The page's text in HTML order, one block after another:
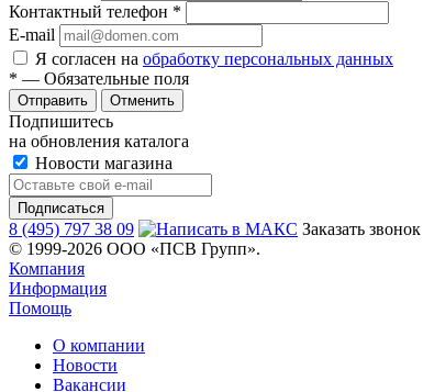
Контактный телефон *
E-mail
Я согласен на обработку персональных данных
* — Обязательные поля
Отменить
Подпишитесь
на обновления каталога
Новости магазина
8 (495) 797 38 09
Заказать звонок
© 1999-2026 ООО «ПСВ Групп».
Компания
Информация
Помощь
О компании
Новости
Вакансии